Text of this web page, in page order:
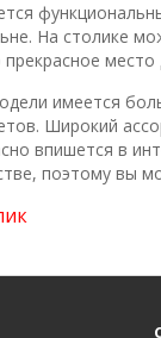
На столике
имеется
Широкий
впишется в
поэтому вы